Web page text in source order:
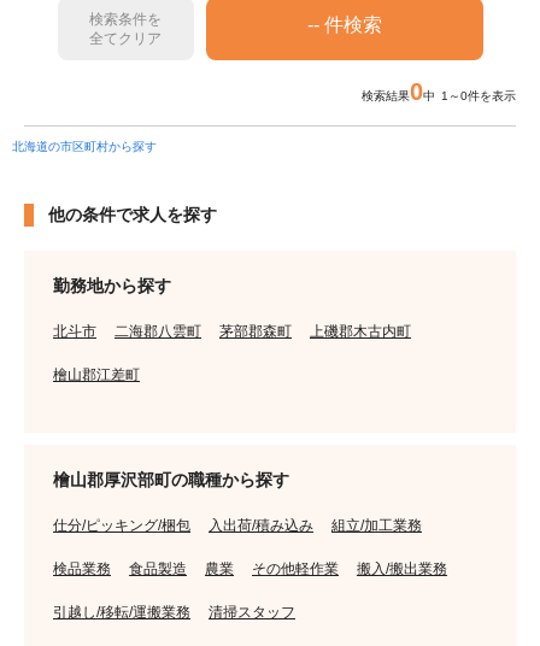
検索条件を
全てクリア
検索結果0中 1～0件を表示
北海道の市区町村から探す
他の条件で求人を探す
勤務地から探す
北斗市 二海郡八雲町 茅部郡森町 上磯郡木古内町
檜山郡江差町
檜山郡厚沢部町の職種から探す
仕分/ピッキング/梱包 入出荷/積み込み 組立/加工業務
検品業務 食品製造 農業 その他軽作業 搬入/搬出業務
引越し/移転/運搬業務 清掃スタッフ